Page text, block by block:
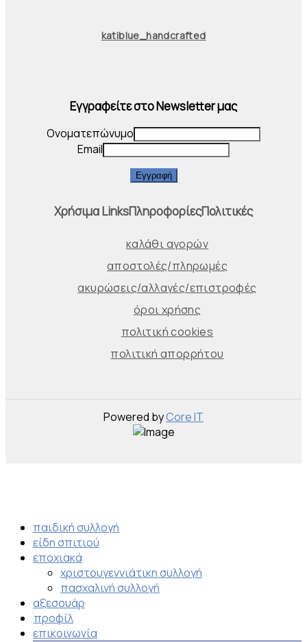
katiblue_handcrafted
Εγγραφείτε στο Newsletter μας
Ονοματεπώνυμο
Email
Εγγραφή
Χρήσιμα LinksΠληροφορίεςΠολιτικές
καλάθι αγορών
αποστολές/πληρωμές
ακυρώσεις/αλλαγές/επιστροφές
όροι χρήσης
πολιτική cookies
πολιτική απορρήτου
Powered byCore IT
παιδική συλλογή
είδη σπιτιού
εποχιακά
χριστουγεννιάτικη συλλογή
πασχαλινή συλλογή
αξεσουάρ
προφίλ
επικοινωνία